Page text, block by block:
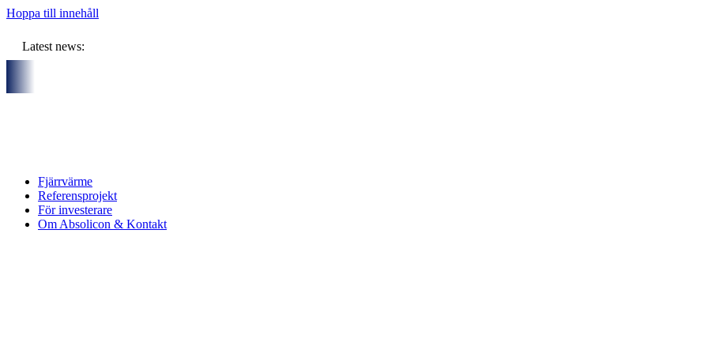
Hoppa till innehåll
Latest news:
Fjärrvärme
Referensprojekt
För investerare
Om Absolicon & Kontakt